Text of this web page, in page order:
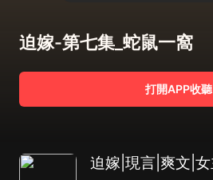
迫嫁-第七集_蛇鼠一窩
打開APP收聽